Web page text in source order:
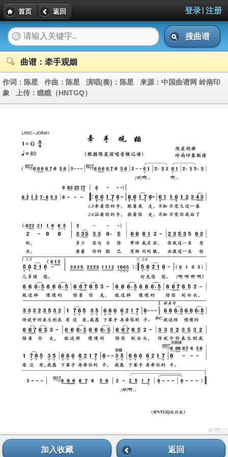
首页 返回 登录| 注册
搜曲谱
曲谱：牵手观姻
作词： 陈星 作曲： 陈星 演唱(奏)： 陈星 来源： 中国曲谱网 岭南印
象 上传： 瞧瞧（HNTGQ）
加入收藏 返回